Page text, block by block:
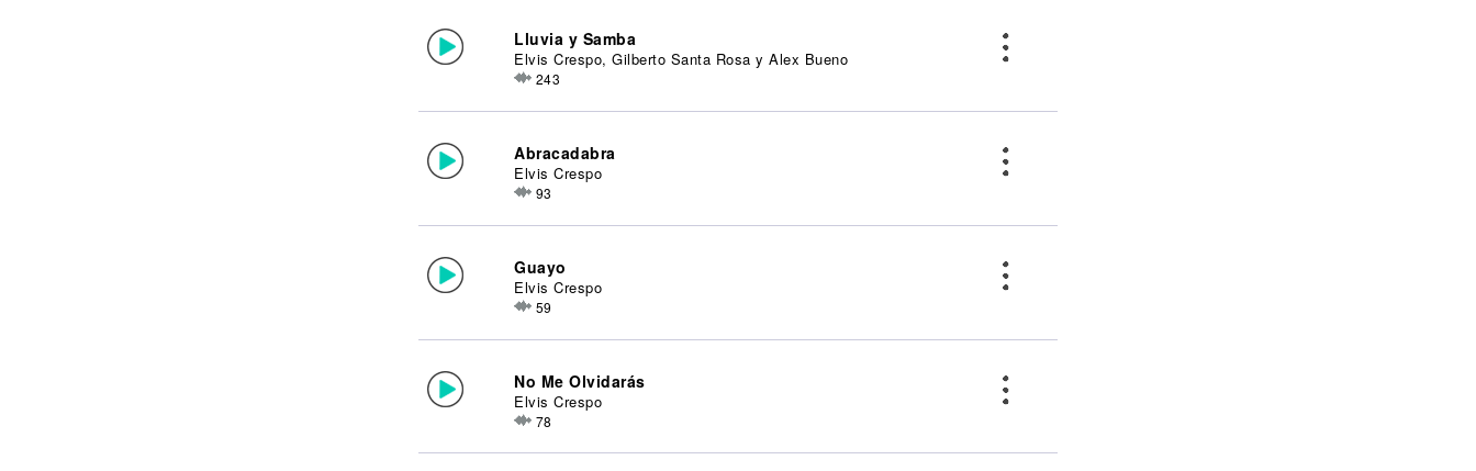
Lluvia y Samba
Elvis Crespo, Gilberto Santa Rosa y Alex Bueno
243
Abracadabra
Elvis Crespo
93
Guayo
Elvis Crespo
59
No Me Olvidarás
Elvis Crespo
78